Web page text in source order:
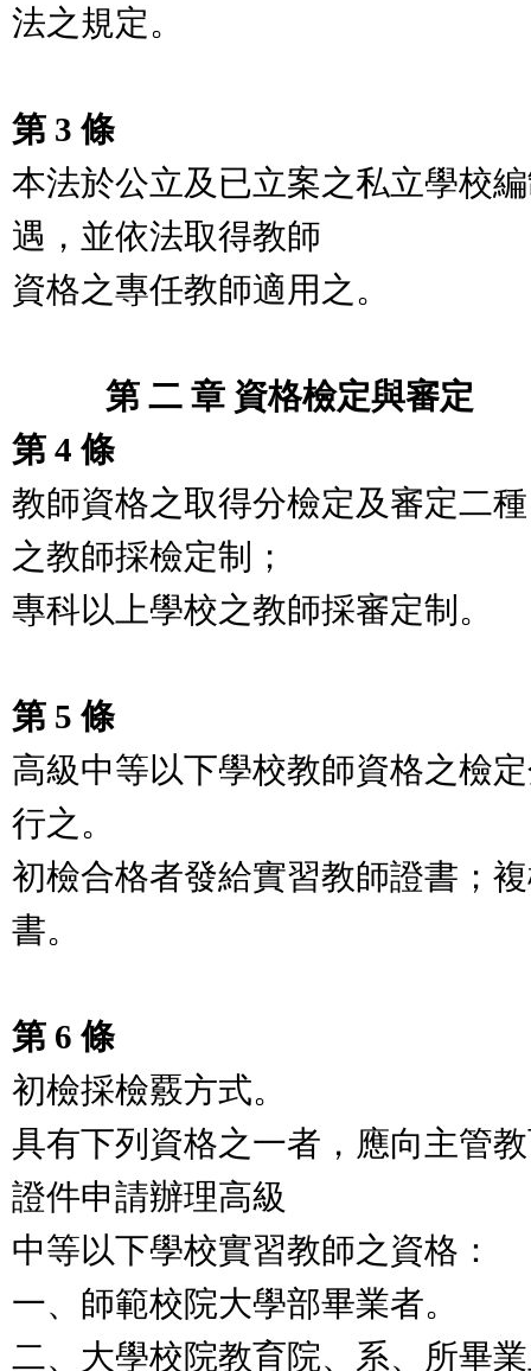
法之規定。
第 3 條
本法於公立及已立案之私立學校
遇，並依法取得教師
資格之專任教師適用之。
第 二 章 資格檢定與審定
第 4 條
教師資格之取得分檢定及審定二
之教師採檢定制；
專科以上學校之教師採審定制。
第 5 條
高級中等以下學校教師資格之檢
行之。
初檢合格者發給實習教師證書；
書。
第 6 條
初檢採檢覈方式。
具有下列資格之一者，應向主管
證件申請辦理高級
中等以下學校實習教師之資格：
一、師範校院大學部畢業者。
二、大學校院教育院、系、所畢